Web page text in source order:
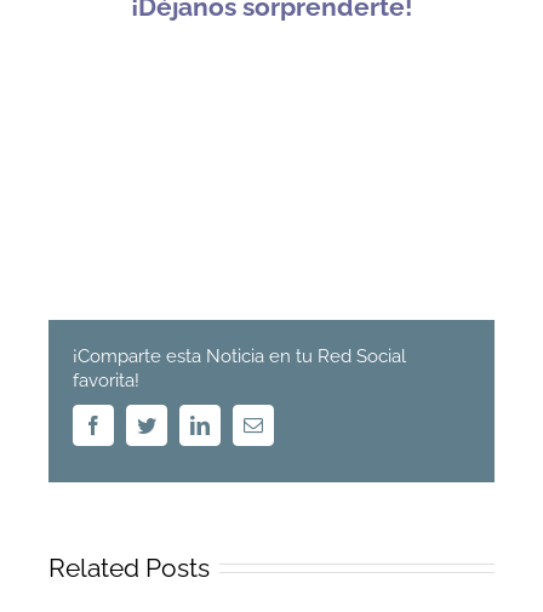
¡Déjanos sorprenderte!
¡Comparte esta Noticia en tu Red Social
favorita!
FacebookTwitterLinkedinEmail
Related Posts